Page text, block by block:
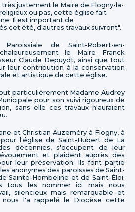
justement le Maire de Flogny-la-
ou pas, cette église fait
Il est important de
cet été, d'autres travaux suivront".
Paroissiale de Saint-Robert-en-
le Maire Franck
Claude Depuydt, ainsi que tout
leur contribution à la conservation
et artistique de cette église.
particulièrement Madame Audrey
pour son suivi rigoureux de
sans elle ces travaux n'auraient
et Christian Auzeméry à Flogny, à
l'église de Saint-Hubert de La
décennies, s'occupent de leur
et plaident auprès des
leur préservation. Ils font partie
anonymes des paroisses de Saint-
Sainte-Hombeline et de Saint-Éloi.
tous les nommer ici mais nous
silencieux mais remarquable et
l'a rappelé le Diocèse cette